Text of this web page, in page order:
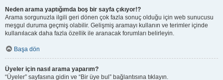
Neden arama yaptığımda boş bir sayfa çıkıyor!?
Arama sorgunuzla ilgili geri dönen çok fazla sonuç olduğu için web sunucusu
meşgul duruma geçmiş olabilir. Gelişmiş aramayı kullanın ve terimler içinde
kullanılacak daha fazla özellik ile aranacak forumları belirleyin.
Başa dön
Üyeler için nasıl arama yaparım?
“Üyeler” sayfasına gidin ve “Bir üye bul” bağlantısına tıklayın.